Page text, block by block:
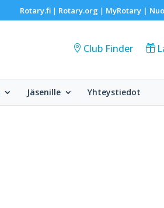
Rotary.fi| Rotary.org | MyRotary |
Club Finder
Jäsenille Yhteystiedot